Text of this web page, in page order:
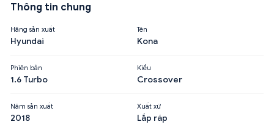
Thông tin chung
Hãng sản xuất
Hyundai
Tên
Kona
Phiên bản
1.6 Turbo
Kiểu
Crossover
Năm sản xuất
2018
Xuất xứ
Lắp ráp